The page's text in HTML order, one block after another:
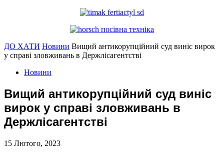
ДО ХАТИ Новини Вищий антикорупційний суд виніс вирок
у справі зловживань в Держлісагентстві
Новини
Вищий антикорупційний суд виніс
вирок у справі зловживань в
Держлісагентстві
15 Лютого, 2023